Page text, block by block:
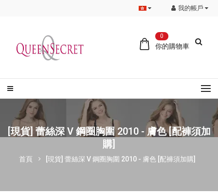
我的帳戶
你的購物車
0
[現貨] 蕾絲深 V 鋼圈胸圍 2010 - 膚色 [配褲須加
購]
首頁 [現貨] 蕾絲深 V 鋼圈胸圍 2010 - 膚色 [配褲須加購]